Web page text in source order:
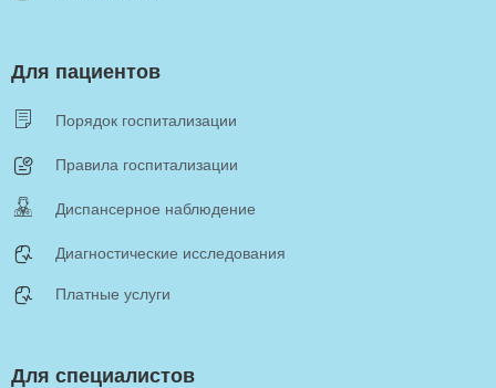
Для пациентов
Порядок госпитализации
Правила госпитализации
Диспансерное наблюдение
Диагностические исследования
Платные услуги
Для специалистов